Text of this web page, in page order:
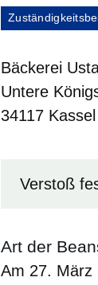
Bäckerei
Untere
34117 Kassel
Verstoß
Art der
Am 27. März